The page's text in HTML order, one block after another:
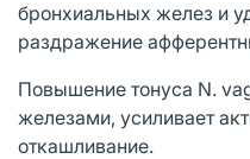
бронхиальных желез и
раздражение
Повышение тонуса N.
железами, усиливает
откашливание.